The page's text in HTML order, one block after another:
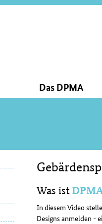
Das DPMA
Was ist
In diesem Video
Designs anmelden -